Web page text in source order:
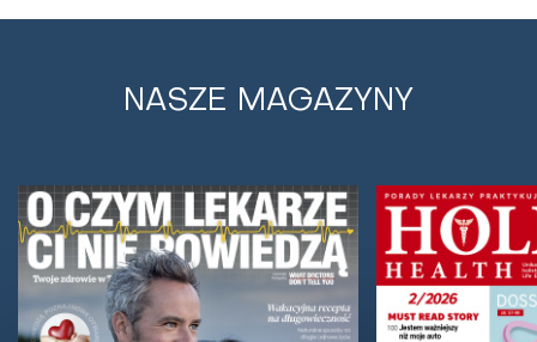
Napary ziołowe, a może sałatka z
mlecza? Naturalne sposoby na nerki
Nerki spełniają w organizmie wiele bardzo istotnych
funkcji. Nie tylko oczysz­czają ustrój,...
NASZE MAGAZYNY